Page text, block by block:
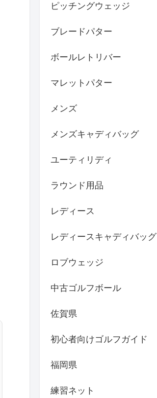
ピッチングウェッジ
ブレードパター
ボールレトリバー
マレットパター
メンズ
メンズキャディバッグ
ユーティリディ
ラウンド用品
レディース
レディースキャディバッグ
ロブウェッジ
中古ゴルフボール
佐賀県
初心者向けゴルフガイド
福岡県
練習ネット